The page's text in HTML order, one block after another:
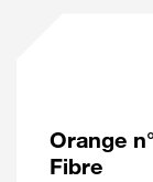
Orange
Fibre